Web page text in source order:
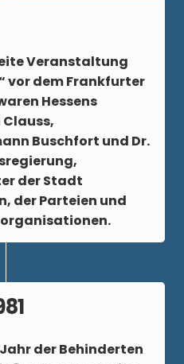
Veranstaltung
vor dem Frankfurter
Hessens
Buschfort und Dr.
der Stadt
der Parteien und
der Behinderten